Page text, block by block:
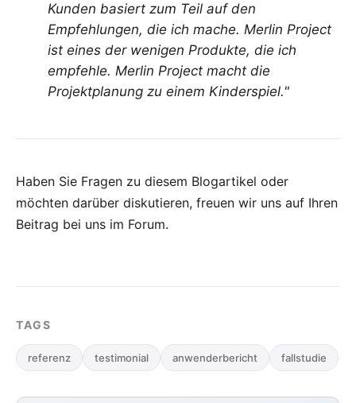
Kunden basiert zum Teil auf den
Empfehlungen, die ich mache. Merlin Project
ist eines der wenigen Produkte, die ich
empfehle. Merlin Project macht die
Projektplanung zu einem Kinderspiel."
Haben Sie Fragen zu diesem Blogartikel oder
möchten darüber diskutieren, freuen wir uns auf Ihren
Beitrag bei uns im Forum.
TAGS
referenz testimonial anwenderbericht fallstudie